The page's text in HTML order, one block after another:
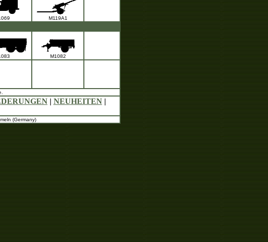
M119A1
M1082
| NEUHEITEN|
(Germany)